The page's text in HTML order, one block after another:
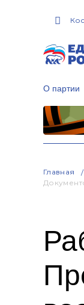
О партии
Главная